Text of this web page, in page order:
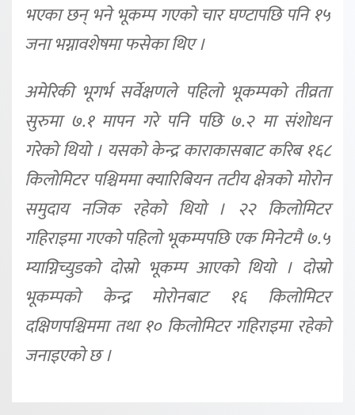
भएका छन् भने भूकम्प गएको चार घण्टापछि पनि १५
जना भग्नावशेषमा फसेका थिए ।
अमेरिकी भूगर्भ सर्वेक्षणले पहिलो भूकम्पको तीव्रता
सुरुमा ७.१ मापन गरे पनि पछि ७.२ मा संशोधन
गरेको थियो । यसको केन्द्र काराकासबाट करिब १६८
किलोमिटर पश्चिममा क्यारिबियन तटीय क्षेत्रको मोरोन
समुदाय नजिक रहेको थियो । २२ किलोमिटर
गहिराइमा गएको पहिलो भूकम्पपछि एक मिनेटमै ७.५
म्याग्निच्युडको दोस्रो भूकम्प आएको थियो । दोस्रो
भूकम्पको केन्द्र मोरोनबाट १६ किलोमिटर
दक्षिणपश्चिममा तथा १० किलोमिटर गहिराइमा रहेको
जनाइएको छ ।